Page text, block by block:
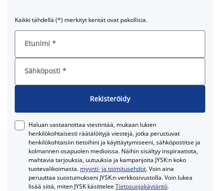
Kaikki tähdellä (*) merkityt kentät ovat pakollisia.
Etunimi *
Sähköposti *
Rekisteröidy
Haluan vastaanottaa viestintää, mukaan lukien
henkilökohtaisesti räätälöityjä viestejä, jotka perustuvat
henkilökohtaisiin tietoihini ja käyttäytymiseeni, sähköpostitse ja
kolmannen osapuolen medioissa. Näihin sisältyy inspiraatiota,
mahtavia tarjouksia, uutuuksia ja kampanjoita JYSK:n koko
tuotevalikoimasta. myynti- ja toimitusehdot. Voin aina
peruuttaa suostumukseni JYSK:n verkkosivustolla. Voin lukea
lisää siitä, miten JYSK käsitteleeTietosuojakäytäntö.